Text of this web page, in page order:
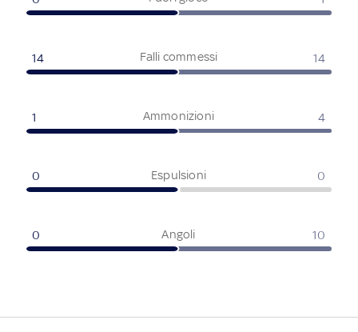
Falli commessi
14 14
Ammonizioni
1 4
Espulsioni
0 0
Angoli
0 10